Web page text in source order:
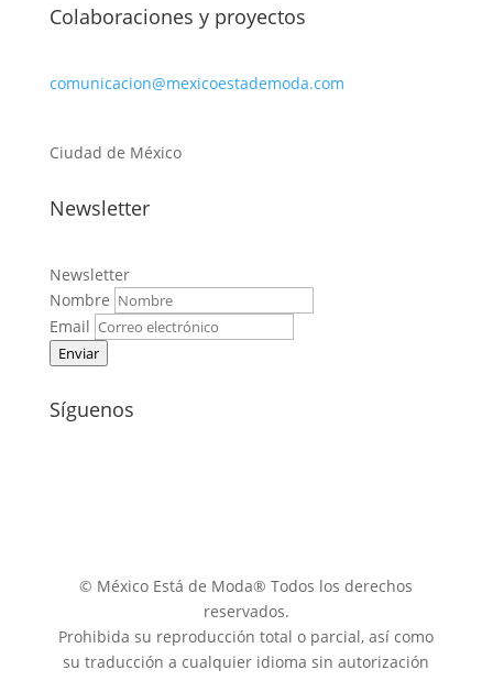
Colaboraciones y proyectos
comunicacion@mexicoestademoda.com
Ciudad de México
Newsletter
Newsletter
Nombre
Email
Enviar
Síguenos
© México Está de Moda® Todos los derechos
reservados.
Prohibida su reproducción total o parcial, así como
su traducción a cualquier idioma sin autorización